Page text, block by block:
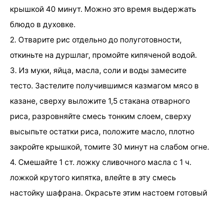
крышкой 40 минут. Можно это время выдержать
блюдо в духовке.
2. Отварите рис отдельно до полуготовности,
откиньте на дуршлаг, промойте кипяченой водой.
3. Из муки, яйца, масла, соли и воды замесите
тесто. Застелите получившимся казмагом мясо в
казане, сверху выложите 1,5 стакана отварного
риса, разровняйте смесь тонким слоем, сверху
высыпьте остатки риса, положите масло, плотно
закройте крышкой, томите 30 минут на слабом огне.
4. Смешайте 1 ст. ложку сливочного масла с 1 ч.
ложкой крутого кипятка, влейте в эту смесь
настойку шафрана. Окрасьте этим настоем готовый